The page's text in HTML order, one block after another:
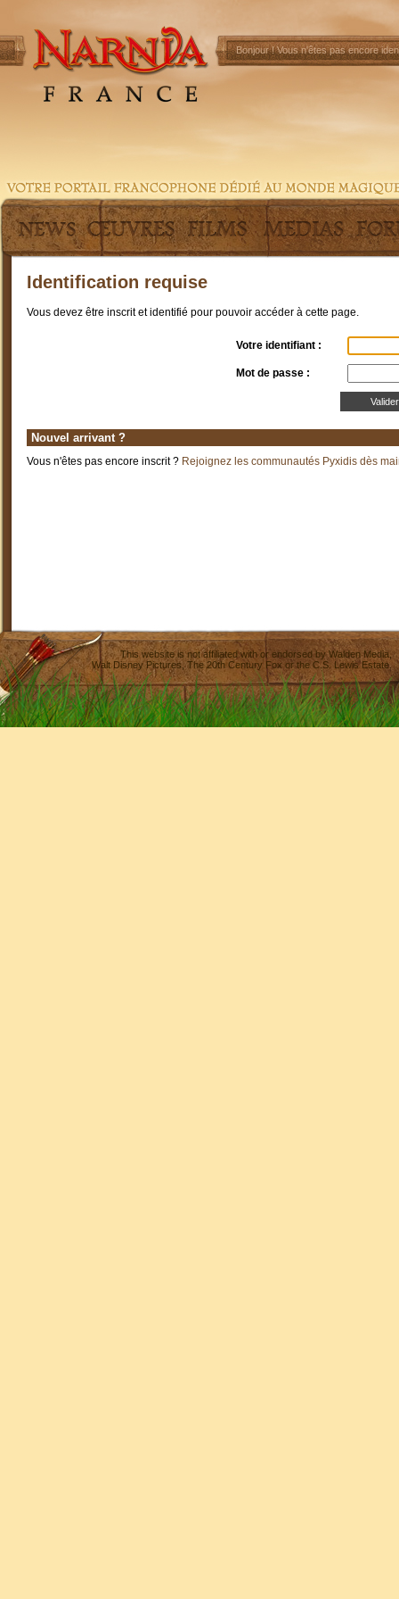
Bonjour !Vous n'êtes pas encore
Identification requise
Vous devez être inscrit et identifié pour pouvoir accéder à cette page.
Votre identifiant :
Mot de passe :
Nouvel arrivant ?
Vous n'êtes pas encore inscrit ? Rejoignez les communautés Pyxidis dès
This website is not affiliated with or endorsed byWalden Media
Walt Disney Pictures,The 20th Century Fox or the C.S. Lewis Estate.